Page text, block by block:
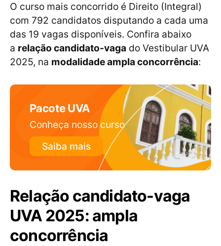
O curso mais concorrido é Direito (Integral)
com 792 candidatos disputando a cada uma
das 19 vagas disponíveis. Confira abaixo
a relação candidato-vaga do Vestibular UVA
2025, na modalidade ampla concorrência:
Pacote UVA
Conheça nosso curso
Saiba mais
Relação candidato-vaga
UVA 2025: ampla
concorrência